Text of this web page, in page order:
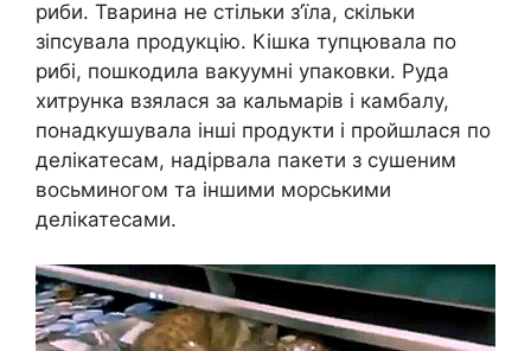
риби. Тварина не стільки з’їла, скільки
зіпсувала продукцію. Кішка тупцювала по
рибі, пошкодила вакуумні упаковки. Руда
хитрунка взялася за кальмарів і камбалу,
понадкушувала інші продукти і пройшлася по
делікатесам, надірвала пакети з сушеним
восьминогом та іншими морськими
делікатесами.